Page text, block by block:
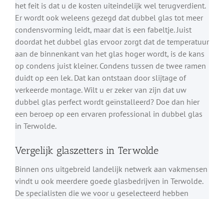
het feit is dat u de kosten uiteindelijk wel terugverdient.
Er wordt ook weleens gezegd dat dubbel glas tot meer
condensvorming leidt, maar dat is een fabeltje. Juist
doordat het dubbel glas ervoor zorgt dat de temperatuur
aan de binnenkant van het glas hoger wordt, is de kans
op condens juist kleiner. Condens tussen de twee ramen
duidt op een lek. Dat kan ontstaan door slijtage of
verkeerde montage. Wilt u er zeker van zijn dat uw
dubbel glas perfect wordt geïnstalleerd? Doe dan hier
een beroep op een ervaren professional in dubbel glas
in Terwolde.
Vergelijk glaszetters in Terwolde
Binnen ons uitgebreid landelijk netwerk aan vakmensen
vindt u ook meerdere goede glasbedrijven in Terwolde.
De specialisten die we voor u geselecteerd hebben